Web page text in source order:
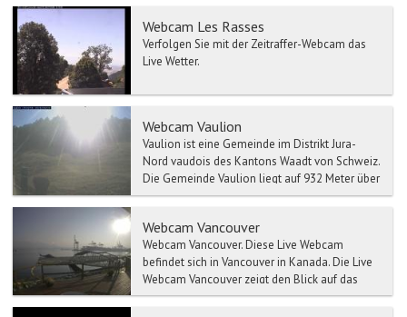
Webcam Les Rasses
Verfolgen Sie mit der Zeitraffer-Webcam das
Live Wetter.
Webcam Vaulion
Vaulion ist eine Gemeinde im Distrikt Jura-
Nord vaudois des Kantons Waadt von Schweiz.
Die Gemeinde Vaulion liegt auf 932 Meter über
Meer, 12 Km we...
Webcam Vancouver
Webcam Vancouver. Diese Live Webcam
befindet sich in Vancouver in Kanada. Die Live
Webcam Vancouver zeigt den Blick auf das
En...